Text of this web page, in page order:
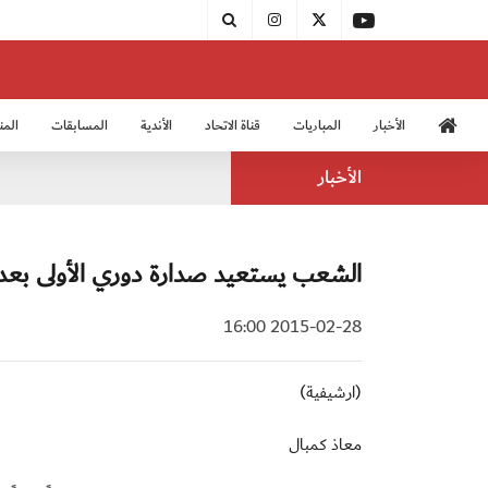
الأخبار المباريات قناة الاتحاد الأندية المسابقات
الأخبار
الشعب يستعيد صدارة دوري الأولى بعد 24
2015-02-28 16:00
(ارشيفية)
معاذ كمبال